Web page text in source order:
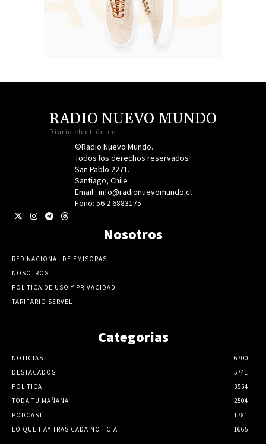
RADIO NUEVO MUNDO
Diario electrónico
©Radio Nuevo Mundo.
Todos los derechos reservados
San Pablo 2271.
Santiago, Chile
Email : info@radionuevomundo.cl
Fono: 56 2 6883175
Nosotros
RED NACIONAL DE EMISORAS
NOSOTROS
POLÍTICA DE USO Y PRIVACIDAD
TARIFARIO SERVEL
Categorias
NOTICIAS
6700
DESTACADOS
5741
POLITICA
3554
TODA TU MAÑANA
2504
PODCAST
1781
LO QUE HAY TRAS CADA NOTICIA
1665